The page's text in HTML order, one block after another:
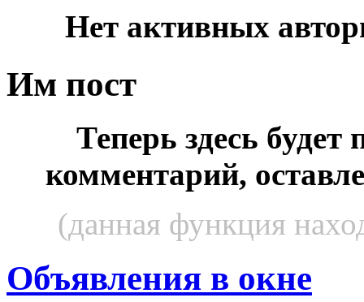
Нет активных
Им пост
Теперь здесь будет
комментарий,
(данная функция
Объявления в окне